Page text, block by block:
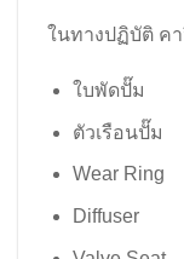
ในทางปฏิบัติ ค
ใบพัดปั๊ม
ตัวเรือนปั๊ม
Wear Ring
Diffuser